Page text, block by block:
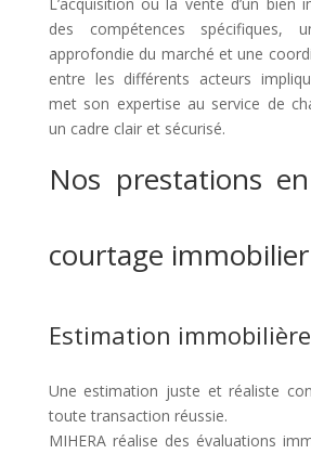
des compétences spécifiques,
approfondie du marché et une
entre les différents acteurs
met son expertise au service de
un cadre clair et sécurisé.
Nos prestations
courtage immobilier
Estimation immobilière
Une estimation juste et réaliste
toute transaction réussie.
MIHERA réalise des évaluations